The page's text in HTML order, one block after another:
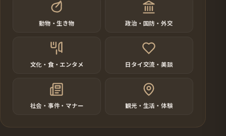
動物・生き物 政治・国防・外交
文化・食・エンタメ 日タイ交流・美談
社会・事件・マナー 観光・生活・体験